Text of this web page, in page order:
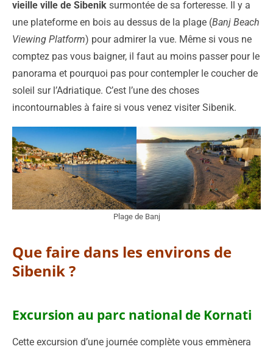
vieille ville de Sibenik surmontée de sa forteresse. Il y a
une plateforme en bois au dessus de la plage (Banj Beach
Viewing Platform) pour admirer la vue. Même si vous ne
comptez pas vous baigner, il faut au moins passer pour le
panorama et pourquoi pas pour contempler le coucher de
soleil sur l’Adriatique. C’est l’une des choses
incontournables à faire si vous venez visiter Sibenik.
Plage de Banj
Que faire dans les environs de
Sibenik ?
Excursion au parc national de Kornati
Cette excursion d’une journée complète vous emmènera